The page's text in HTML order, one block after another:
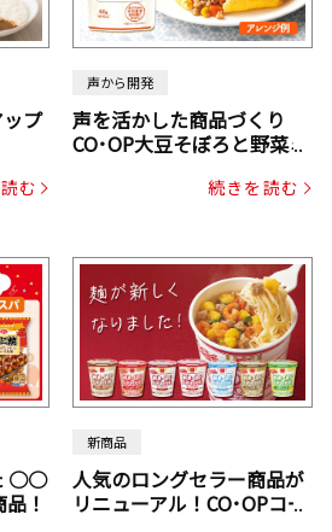
プ
む
声から開発
声を活かした商品づくり
CO･OP大豆そぼろと野菜ミ
じん・コーン入り）続きを読む
○○
！
新商品
人気のロングセラー商品が
リニューアル！CO･OPコー